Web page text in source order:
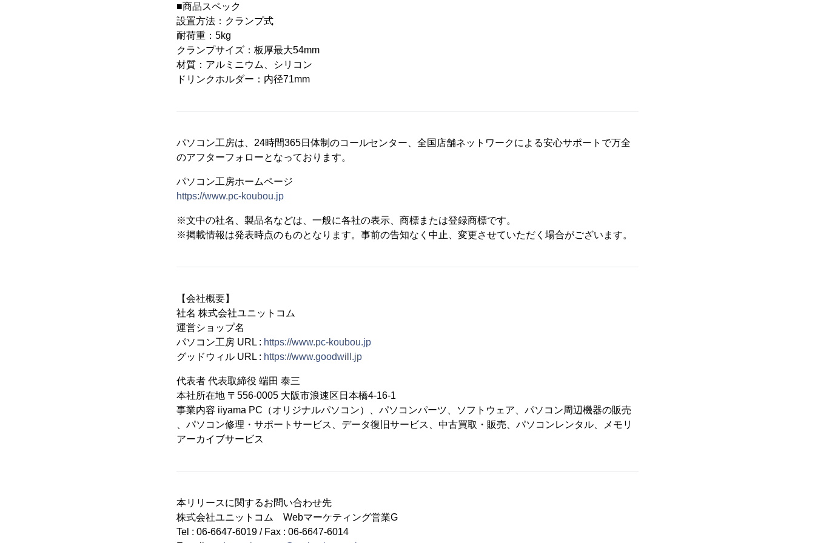
■商品スペック
設置方法：クランプ式
耐荷重：5kg
クランプサイズ：板厚最大54mm
材質：アルミニウム、シリコン
ドリンクホルダー：内径71mm
パソコン工房は、24時間365日体制のコールセンター、全国店舗ネットワークによる安心サポートで万全
のアフターフォローとなっております。
パソコン工房ホームページ
https://www.pc-koubou.jp
※文中の社名、製品名などは、一般に各社の表示、商標または登録商標です。
※掲載情報は発表時点のものとなります。事前の告知なく中止、変更させていただく場合がございます。
【会社概要】
社名 株式会社ユニットコム
運営ショップ名
パソコン工房 URL : https://www.pc-koubou.jp
グッドウィル URL : https://www.goodwill.jp
代表者 代表取締役 端田 泰三
本社所在地 〒556-0005 大阪市浪速区日本橋4-16-1
事業内容 iiyama PC（オリジナルパソコン）、パソコンパーツ、ソフトウェア、パソコン周辺機器の販売
、パソコン修理・サポートサービス、データ復旧サービス、中古買取・販売、パソコンレンタル、メモリ
アーカイブサービス
本リリースに関するお問い合わせ先
株式会社ユニットコム Webマーケティング営業G
Tel : 06-6647-6019 / Fax : 06-6647-6014